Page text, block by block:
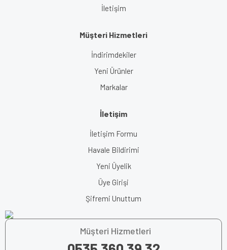
İletişim
Müşteri Hizmetleri
İndirimdekiler
Yeni Ürünler
Markalar
İletişim
İletişim Formu
Havale Bildirimi
Yeni Üyelik
Üye Girişi
Şifremi Unuttum
Müşteri Hizmetleri